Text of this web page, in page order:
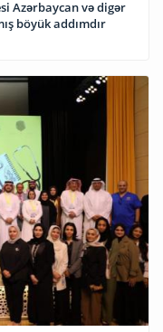
Azərbaycan və digər
böyük addımdır